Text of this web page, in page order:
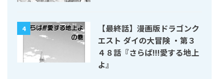
4
【最終話】漫画版ドラゴンク
エスト ダイの大冒険 ・第３
４８話『さらば!!!愛する地上
よ』